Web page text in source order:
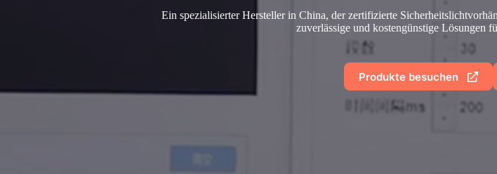
Ein spezialisierter Hersteller in China, der zertifizierte
zuverlässige und kostengünstige Lösungen
Produkte besuchen